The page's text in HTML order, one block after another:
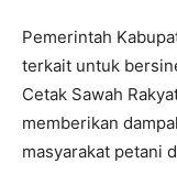
Pemerintah
terkait untuk
Cetak Sawah
memberikan
masyarakat petani